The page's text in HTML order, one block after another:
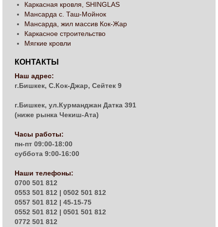
Каркасная кровля, SHINGLAS
Мансарда с. Таш-Мойнок
Мансарда, жил массив Кок-Жар
Каркасное строительство
Мягкие кровли
КОНТАКТЫ
Наш адрес:
г.Бишкек, С.Кок-Джар, Сейтек 9
г.Бишкек, ул.Курманджан Датка 391
(ниже рынка Чекиш-Ата)
Часы работы:
пн-пт 09:00-18:00
суббота 9:00-16:00
Наши телефоны:
0700 501 812
0553 501 812 | 0502 501 812
0557 501 812 | 45-15-75
0552 501 812 | 0501 501 812
0772 501 812